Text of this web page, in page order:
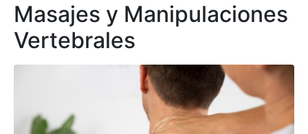
Masajes y Manipulaciones
Vertebrales